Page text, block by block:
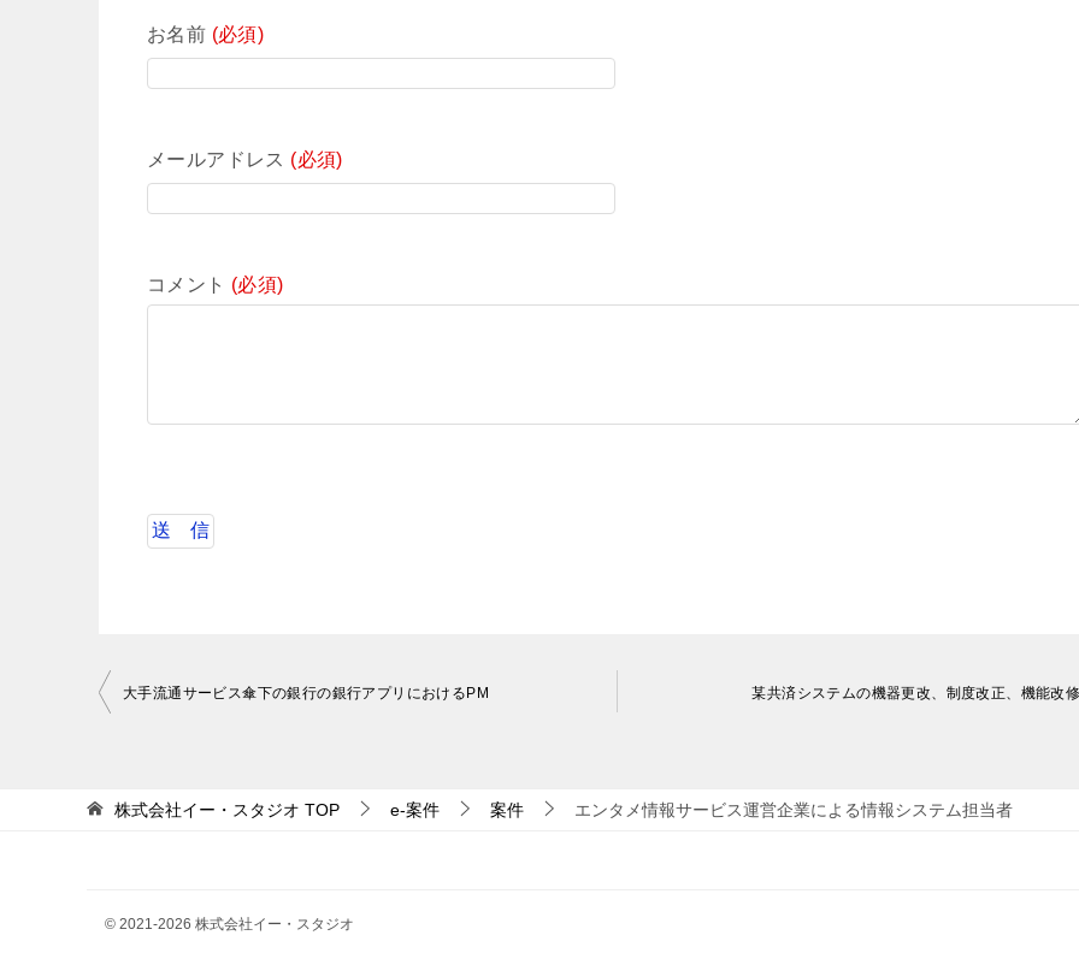
お名前 (必須)
メールアドレス (必須)
コメント (必須)
投
ビ
シ
大手流通サービス傘下の銀行の銀行アプリにおけるPM 某共済システムの機器更改、制度改正、機能改
株式会社イー・スタジオ TOP e-案件 案件 エンタメ情報サービス運営企業による情報システム担当者
© 2021-2026 株式会社イー・スタジオ